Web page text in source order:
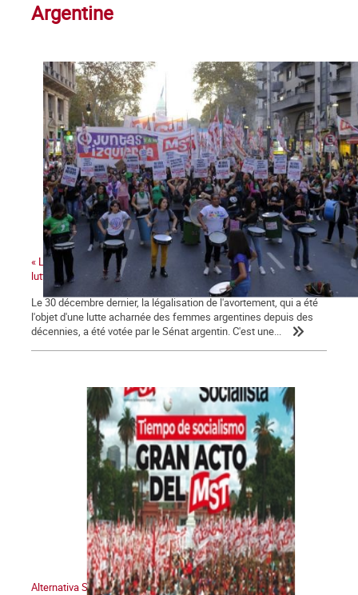
Argentine
« La victoire de la légalisation de l'avortement renforce toutes les
luttes de genre »
Le 30 décembre dernier, la légalisation de l'avortement, qui a été
l'objet d'une lutte acharnée des femmes argentines depuis des
décennies, a été votée par le Sénat argentin. C'est une...
Alternativa Socialista 775